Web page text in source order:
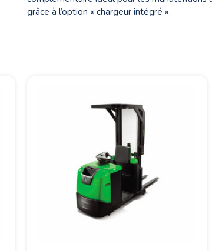
grâce à l’option « chargeur intégré ».